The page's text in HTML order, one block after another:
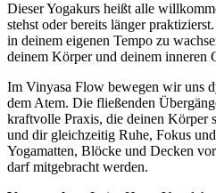
Dieser Yogakurs heißt alle
stehst oder bereits länger
in deinem eigenen Tempo zu
deinem Körper und deinem inneren
Im Vinyasa Flow bewegen wir uns
dem Atem. Die fließenden
kraftvolle Praxis, die deinen Körper
und dir gleichzeitig Ruhe, Fokus
Yogamatten, Blöcke und Decken
darf mitgebracht werden.